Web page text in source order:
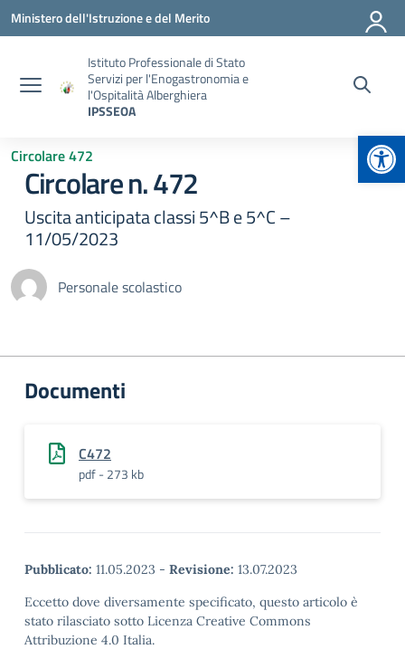
Vai ai contenuti
Vai al menu di navigazione
Vai al footer
Ministero dell'Istruzione e del Merito
Istituto Professionale di Stato
Servizi per l'Enogastronomia e
l'Ospitalità Alberghiera
IPSSEOA
Circolare 472
Circolare n. 472
Uscita anticipata classi 5^B e 5^C –
11/05/2023
Personale scolastico
Documenti
C472
pdf - 273 kb
Pubblicato: 11.05.2023 - Revisione: 13.07.2023
Eccetto dove diversamente specificato, questo articolo è
stato rilasciato sotto Licenza Creative Commons
Attribuzione 4.0 Italia.